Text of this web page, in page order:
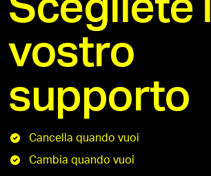
vostro
supporto
Cancella quando vuoi
Cambia quando vuoi